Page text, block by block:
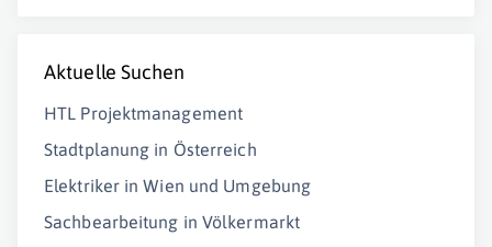
Aktuelle Suchen
HTL Projektmanagement
Stadtplanung in Österreich
Elektriker in Wien und Umgebung
Sachbearbeitung in Völkermarkt